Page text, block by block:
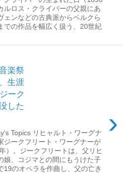
ルロス・クライバーの父親にあ
ェンなどの古典派からベルクら
での作品を幅広く扱う、20世紀
楽祭
生涯
ーク
した
›
Topics リヒャルト・ワーグナ
ジークフリート・ワーグナーが
）。ジークフリートは、父リヒ
娘、コジマとの間にもうけた子
19のオペラを作曲し、父の亡き